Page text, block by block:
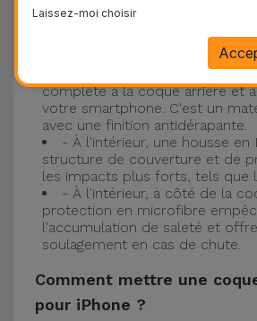
construction à trois couches,
maximum les accidents et les
- Une première couche de
donne de la couleur et une
complète à la coque arrière et
votre smartphone. C'est un
avec une finition antidérapante.
- À l'intérieur, une housse en
structure de couverture et de
les impacts plus forts, tels que
- À l'intérieur, à côté de la
protection en microfibre
l'accumulation de saleté et
soulagement en cas de chute.
Comment mettre une
pour iPhone ?
Laissez-moi choisir